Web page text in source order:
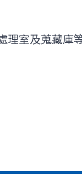
室及蒐藏庫